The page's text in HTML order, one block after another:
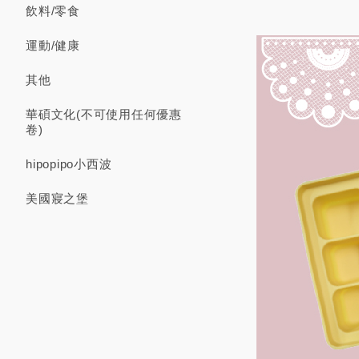
飲料/零食
運動/健康
其他
華碩文化(不可使用任何優惠
卷)
hipopipo小西波
美國寢之堡